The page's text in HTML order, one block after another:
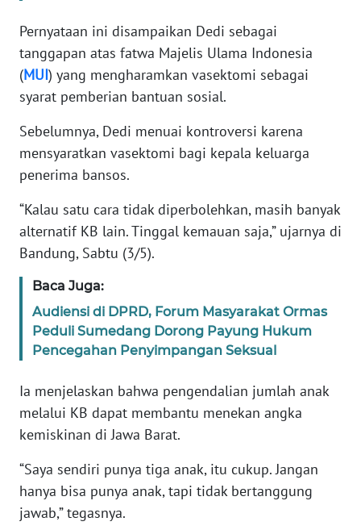
Pernyataan ini disampaikan Dedi sebagai
tanggapan atas fatwa Majelis Ulama Indonesia
(MUI) yang mengharamkan vasektomi sebagai
syarat pemberian bantuan sosial.
Sebelumnya, Dedi menuai kontroversi karena
mensyaratkan vasektomi bagi kepala keluarga
penerima bansos.
“Kalau satu cara tidak diperbolehkan, masih banyak
alternatif KB lain. Tinggal kemauan saja,” ujarnya di
Bandung, Sabtu (3/5).
Baca Juga:
Audiensi di DPRD, Forum Masyarakat Ormas
Peduli Sumedang Dorong Payung Hukum
Pencegahan Penyimpangan Seksual
Ia menjelaskan bahwa pengendalian jumlah anak
melalui KB dapat membantu menekan angka
kemiskinan di Jawa Barat.
“Saya sendiri punya tiga anak, itu cukup. Jangan
hanya bisa punya anak, tapi tidak bertanggung
jawab,” tegasnya.
KAMI
PEDOMAN
MEDIA
SIBER
REDAKSI
DISCLAIMER
Wahana
Regional
WN
WN
WN